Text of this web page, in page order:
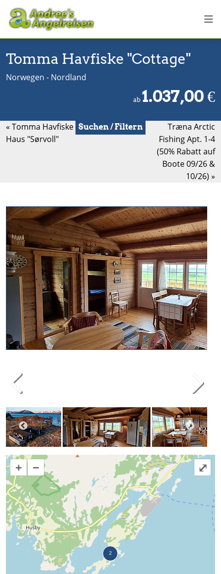
Tomma Havfiske "Cottage"
Norwegen - Nordland
ab 1.037,00€
« Tomma Havfiske
Haus "Sørvoll"
Suchen / Filtern
Træna Arctic
Fishing Apt. 1-4
(50% Rabatt auf
Boote 09/26 &
10/26) »
⤢
+ −